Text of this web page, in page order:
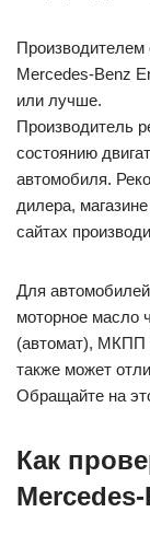
Mercedes-Benz
или лучше.
Производитель
состоянию
автомобиля.
дилера,
сайтах
Для
моторное масло
(автомат), МКПП
также может
Обращайте на
Как